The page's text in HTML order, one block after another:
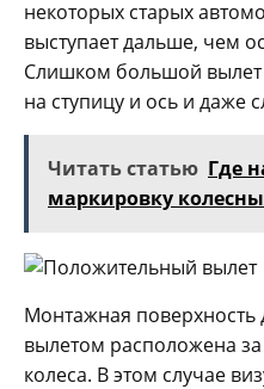
некоторых старых
выступает дальше, чем
Слишком большой вылет
на ступицу и ось и даже
Читать статью Где
маркировку
Монтажная поверхность
вылетом расположена
колеса. В этом случае